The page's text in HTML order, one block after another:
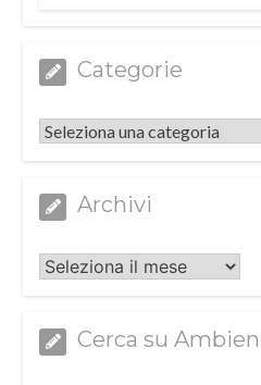
Categorie
Categorie
Archivi
Archivi
Cerca su